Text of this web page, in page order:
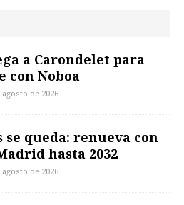
a Carondelet para
con Noboa
de 2026
queda: renueva con
hasta 2032
de 2026